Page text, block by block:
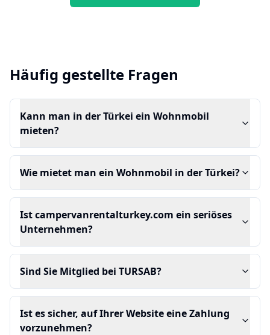
Häufig gestellte Fragen
Kann man in der Türkei ein Wohnmobil
mieten?
Wie mietet man ein Wohnmobil in der Türkei?
Ist campervanrentalturkey.com ein seriöses
Unternehmen?
Sind Sie Mitglied bei TURSAB?
Ist es sicher, auf Ihrer Website eine Zahlung
vorzunehmen?